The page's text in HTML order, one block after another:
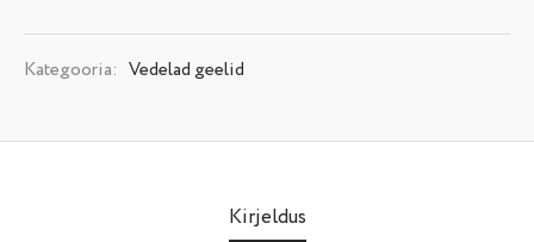
Kategooria: Vedelad geelid
Kirjeldus